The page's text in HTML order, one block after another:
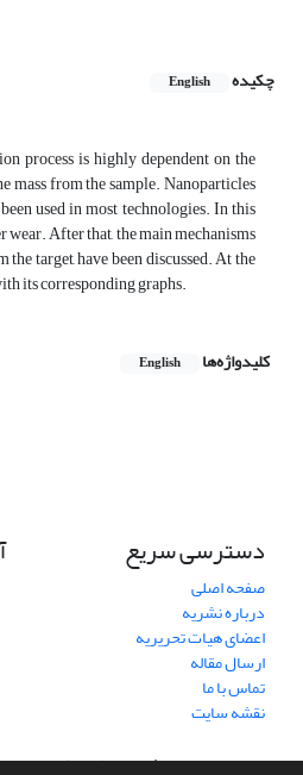
چکیده
English
process is highly dependent on the
mass from the sample. Nanoparticles
used in most technologies. In this
After that, the main mechanisms
target, have been discussed. At the
its corresponding graphs.
کلیدواژه‌ها English
دسترسی سریع
صفحه اصلی
درباره نشریه
اعضای هیات تحریریه
ارسال مقاله
تماس با ما
نقشه سایت
سامانه مدیریت نشریات علمی.طراحی و